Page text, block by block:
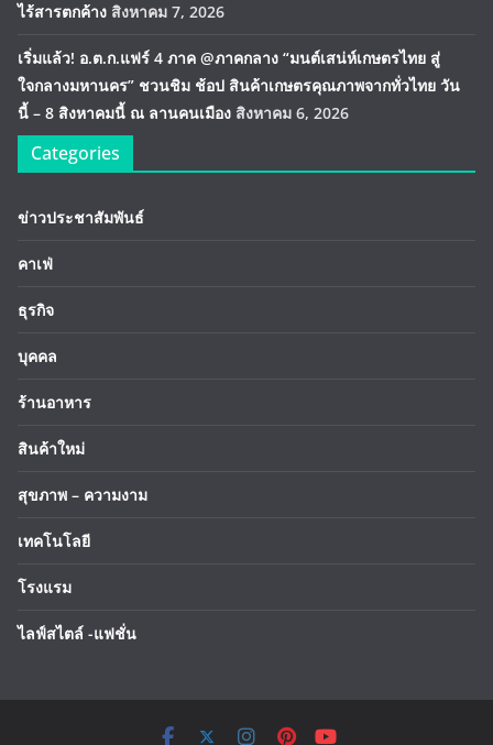
ไร้สารตกค้าง สิงหาคม 7, 2026
เริ่มแล้ว! อ.ต.ก.แฟร์ 4 ภาค @ภาคกลาง “มนต์เสน่ห์เกษตรไทย สู่
ใจกลางมหานคร” ชวนชิม ช้อป สินค้าเกษตรคุณภาพจากทั่วไทย วัน
นี้ – 8 สิงหาคมนี้ ณ ลานคนเมือง สิงหาคม 6, 2026
Categories
ข่าวประชาสัมพันธ์
คาเฟ่
ธุรกิจ
บุคคล
ร้านอาหาร
สินค้าใหม่
สุขภาพ – ความงาม
เทคโนโลยี
โรงแรม
ไลฟ์สไตล์ -แฟชั่น